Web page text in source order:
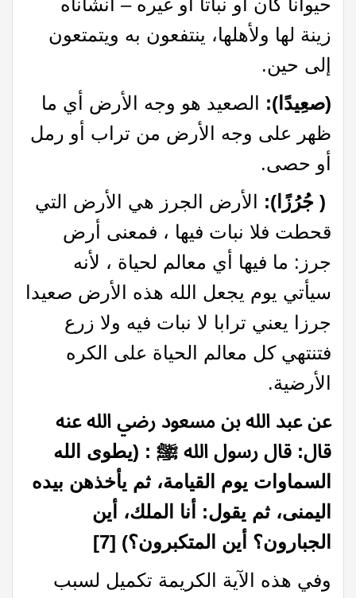
زينة لها ولأهلها، ينتفعون به ويتمتعون
إلى حين.
(صعِيدًا): الصعيد هو وجه الأرض أي ما
ظهر على وجه الأرض من تراب أو رمل
أو حصى.
( جُرُزًا): الأرض الجرز هي الأرض التي
قحطت فلا نبات فيها ، فمعنى أرض
جرز: ما فيها أي معالم لحياة ، لأنه
سيأتي يوم يجعل الله هذه الأرض صعيدا
جرزا يعني ترابا لا نبات فيه ولا زرع
فتنتهي كل معالم الحياة على الكره
الأرضية.
عن عبد الله بن مسعود رضي الله عنه
قال: قال رسول الله ﷺ :
(يطوى الله
السماوات يوم القيامة، ثم يأخذهن بيده
اليمنى، ثم يقول: أنا الملك، أين
الجبارون؟ أين المتكبرون؟)
[7]
وفي هذه الآية الكريمة تكميل لسبب